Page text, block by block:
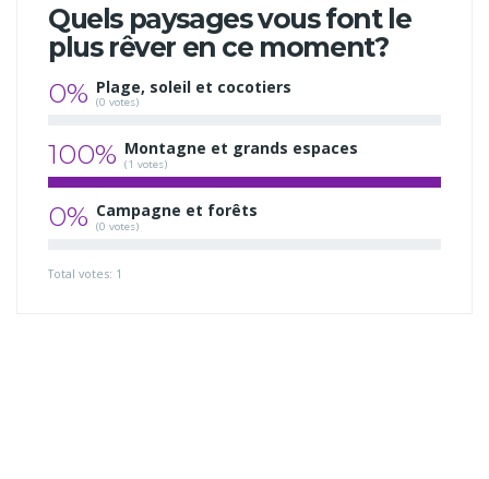
Quels paysages vous font le
plus rêver en ce moment?
0% Plage, soleil et cocotiers
(0 votes)
100% Montagne et grands espaces
(1 votes)
0% Campagne et forêts
(0 votes)
Total votes: 1